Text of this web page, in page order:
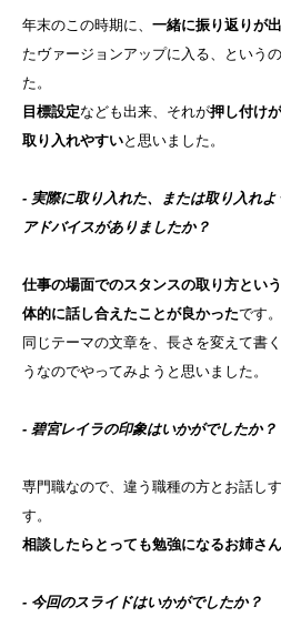
年末のこの時期に、 一緒に振り返りが
たヴァージョンアップに入る、という
た。
目標設定なども出来、それが押し付け
取り入れやすいと思いました。
- 実際に取り入れた、または取り入れ
アドバイスがありましたか？
仕事の場面でのスタンスの取り方とい
体的に話し合えたことが良かったです。
同じテーマの文章を、長さを変えて書
うなのでやってみようと思いました。
- 碧宮レイラの印象はいかがでしたか？
専門職なので、違う職種の方とお話し
す。
相談したらとっても勉強になるお姉さん
- 今回のスライドはいかがでしたか？